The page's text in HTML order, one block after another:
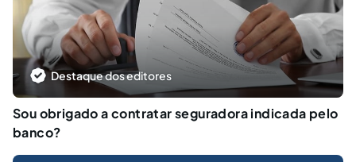
Destaque dos editores
Sou obrigado a contratar seguradora indicada pelo
banco?